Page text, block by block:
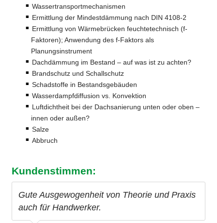
Wassertransportmechanismen
Ermittlung der Mindestdämmung nach DIN 4108-2
Ermittlung von Wärmebrücken feuchtetechnisch (f-
Faktoren); Anwendung des f-Faktors als
Planungsinstrument
Dachdämmung im Bestand – auf was ist zu achten?
Brandschutz und Schallschutz
Schadstoffe in Bestandsgebäuden
Wasserdampfdiffusion vs. Konvektion
Luftdichtheit bei der Dachsanierung unten oder oben –
innen oder außen?
Salze
Abbruch
Kundenstimmen:
Gute Ausgewogenheit von Theorie und Praxis
auch für Handwerker.